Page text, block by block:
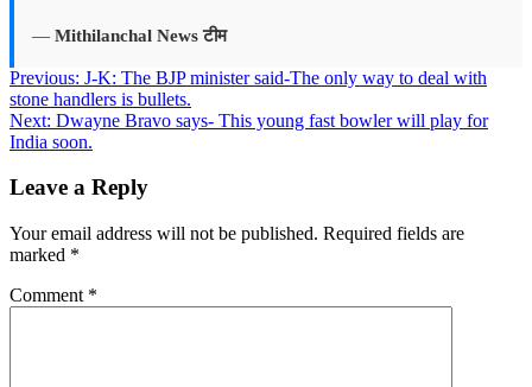
— Mithilanchal News टीम
Post
navigation
Previous: J-K: The BJP minister said-The only way to deal with
stone handlers is bullets.
Next: Dwayne Bravo says- This young fast bowler will play for
India soon.
Leave a Reply
Your email address will not be published. Required fields are
marked *
Comment *